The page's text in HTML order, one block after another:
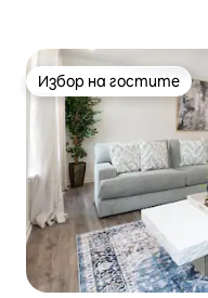
Избор на гостите
Избор на гостите